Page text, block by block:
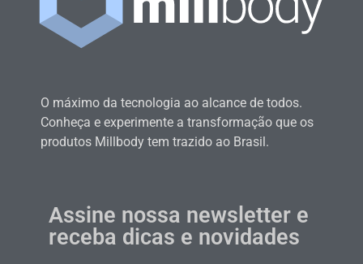
O máximo da tecnologia ao alcance de todos.
Conheça e experimente a transformação que os
produtos Millbody tem trazido ao Brasil.
Assine nossa newsletter e
receba dicas e novidades